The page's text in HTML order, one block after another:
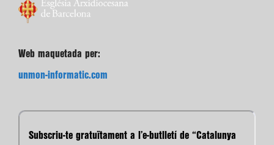
Web maquetada per:
unmon-informatic.com
Subscriu-te gratuïtament a l’e-butlletí de “Catalunya